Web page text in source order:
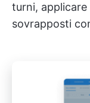
turni,
sovrapposti